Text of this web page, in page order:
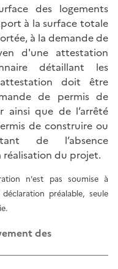
des logements
à la surface totale
à la demande de
d'une attestation
détaillant les
doit être
de permis de
ainsi que de l’arrêté
de construire ou
de l’absence
du projet.
n'est pas soumise à
préalable, seule
des